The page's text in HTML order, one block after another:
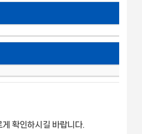
확인하시길 바랍니다.